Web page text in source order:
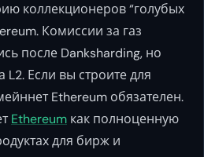
коллекционеров “голубых
Комиссии за газ
после Danksharding, но
Если вы строите для
Ethereum обязателен.
Ethereum как полноценную
для бирж и